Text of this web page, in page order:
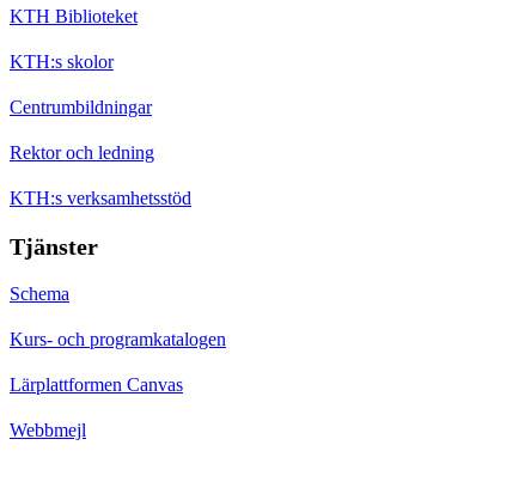
KTH Biblioteket
KTH:s skolor
Centrumbildningar
Rektor och ledning
KTH:s verksamhetsstöd
Tjänster
Schema
Kurs- och programkatalogen
Lärplattformen Canvas
Webbmejl